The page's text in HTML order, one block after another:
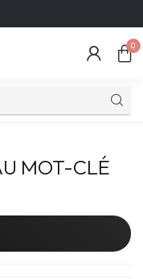
0
MOT-CLÉ